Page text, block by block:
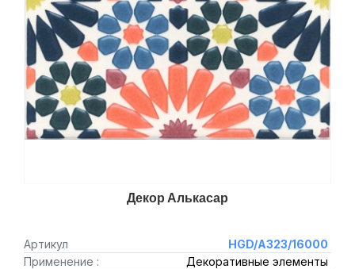
Декор Алькасар
Артикул
HGD/A323/16000
Применение :
Декоративные элементы